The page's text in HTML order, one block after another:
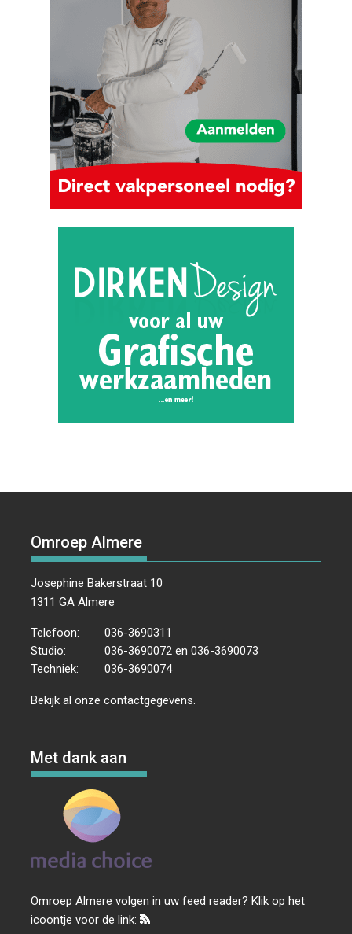
Omroep Almere
Josephine Bakerstraat 10
1311 GA Almere
Telefoon:
036-3690311
Studio:
036-3690072 en 036-3690073
Techniek:
036-3690074
Bekijk al onzecontactgegevens
Met dank aan
Omroep Almere volgen in uw feed reader? Klik op het
icoontje voor de link: